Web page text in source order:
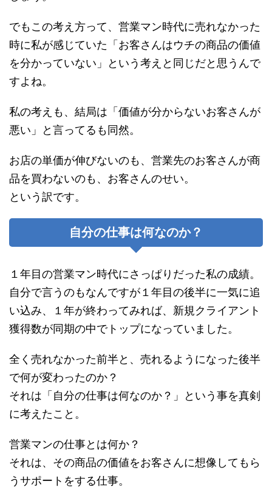
でもこの考え方って、営業マン時代に売れなかった
時に私が感じていた「お客さんはウチの商品の価値
を分かっていない」という考えと同じだと思うんで
すよね。
私の考えも、結局は「価値が分からないお客さんが
悪い」と言ってるも同然。
お店の単価が伸びないのも、営業先のお客さんが商
品を買わないのも、お客さんのせい。
という訳です。
自分の仕事は何なのか？
１年目の営業マン時代にさっぱりだった私の成績。
自分で言うのもなんですが１年目の後半に一気に追
い込み、１年が終わってみれば、新規クライアント
獲得数が同期の中でトップになっていました。
全く売れなかった前半と、売れるようになった後半
で何が変わったのか？
それは「自分の仕事は何なのか？」という事を真剣
に考えたこと。
営業マンの仕事とは何か？
それは、その商品の価値をお客さんに想像してもら
うサポートをする仕事。